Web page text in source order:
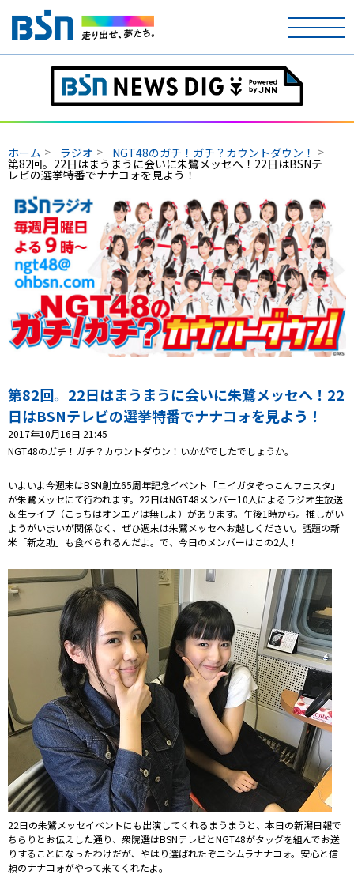
ホーム
テレビ
ラジオ
アナウンサー
イベント
ニュース
天気
プレゼント
コンテンツ・アプリ
キッズ
Well-being
防災・減災
ショッピング
会社概要・ビジョン
お問い合わせ
ホーム ラジオ NGT48のガチ！ガチ？カウントダウン！
第82回。22日はまうまうに会いに朱鷺メッセへ！22日はBSNテ
レビの選挙特番でナナコォを見よう！
第82回。22日はまうまうに会いに朱鷺メッセへ！22
日はBSNテレビの選挙特番でナナコォを見よう！
2017年10月16日 21:45
NGT48のガチ！ガチ？カウントダウン！いかがでしたでしょうか。
いよいよ今週末はBSN創立65周年記念イベント「ニイガタぞっこんフェスタ」
が朱鷺メッセにて行われます。22日はNGT48メンバー10人によるラジオ生放送
＆生ライブ（こっちはオンエアは無しよ）があります。午後1時から。推しがい
ようがいまいが関係なく、ぜひ週末は朱鷺メッセへお越しください。話題の新
米「新之助」も食べられるんだよ。で、今日のメンバーはこの2人！
22日の朱鷺メッセイベントにも出演してくれるまうまうと、本日の新潟日報で
ちらりとお伝えした通り、衆院選はBSNテレビとNGT48がタッグを組んでお送
りすることになったわけだが、やはり選ばれたぞニシムラナナコォ。安心と信
頼のナナコォがやって来てくれたよ。